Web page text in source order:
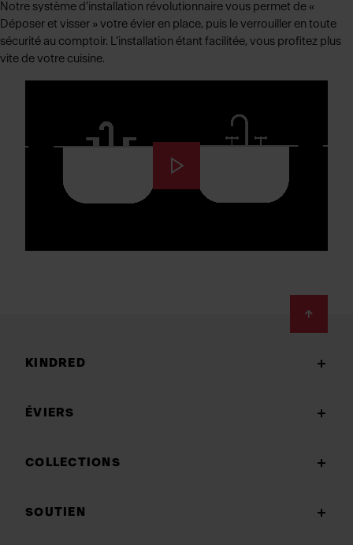
Notre système d'installation révolutionnaire vous permet de «
Déposer et visser » votre évier en place, puis le verrouiller en toute
sécurité au comptoir. L’installation étant facilitée, vous profitez plus
vite de votre cuisine.
KINDRED
ÉVIERS
COLLECTIONS
SOUTIEN